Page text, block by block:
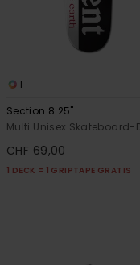
1
Section 8.25"
Multi Unisex Skateboard-
CHF 69,00
1 DECK = 1 GRIPTAPE GRATIS